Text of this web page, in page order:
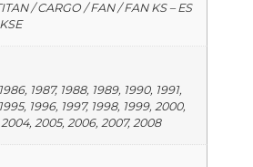
/ CARGO / FAN / FAN KS – ES
1987, 1988, 1989, 1990, 1991,
1996, 1997, 1998, 1999, 2000,
2005, 2006, 2007, 2008